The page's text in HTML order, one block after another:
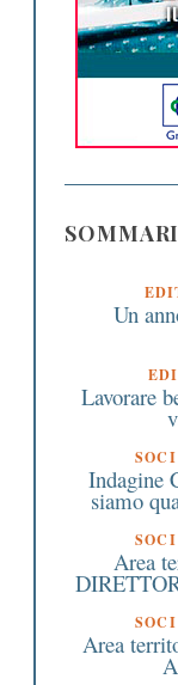
Un
Lavorare
Indagine
siamo
Area
Area